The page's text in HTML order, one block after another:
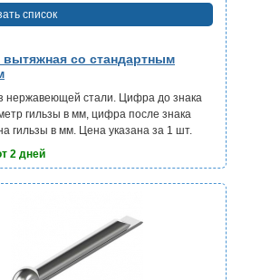
вытяжная со стандартным
нержавеющей стали. Цифра до знака
гильзы в мм, цифра после знака
гильзы в мм. Цена указана за 1 шт.
2 дней
список